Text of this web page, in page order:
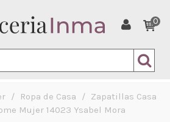
0
/ Ropa de Casa / Zapatillas Casa
Mujer 14023 Ysabel Mora